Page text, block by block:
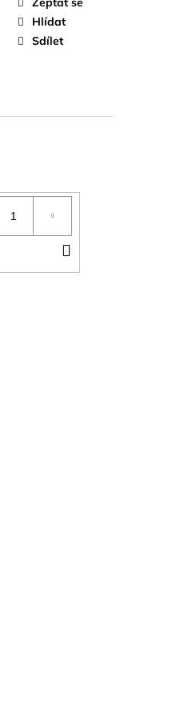
Hlídat
Sdílet
KOŠÍKU